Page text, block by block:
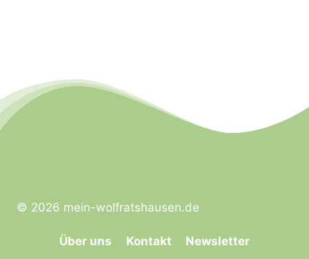
© 2026 mein-wolfratshausen.de
Über uns Kontakt Newsletter